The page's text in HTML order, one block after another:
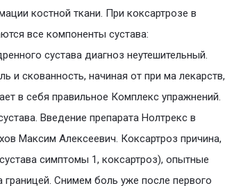
костной ткани. При коксартрозе в
все компоненты сустава:
сустава диагноз неутешительный.
и скованность, начиная от при ма лекарств,
в себя правильное Комплекс упражнений.
Введение препарата Нолтрекс в
Максим Алексеевич. Коксартроз причина,
симптомы 1, коксартроз), опытные
Снимем боль уже после первого